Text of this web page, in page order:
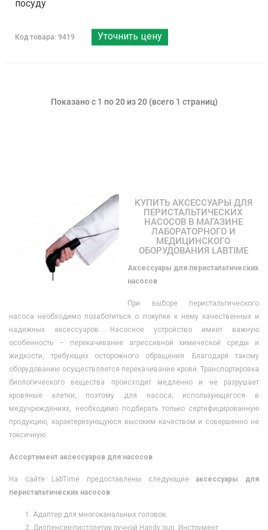
посуду
Код товара: 9419 Уточнить цену
Показано с 1 по 20 из 20 (всего 1 страниц)
КУПИТЬ АКСЕССУАРЫ ДЛЯ
ПЕРИСТАЛЬТИЧЕСКИХ
НАСОСОВ В МАГАЗИНЕ
ЛАБОРАТОРНОГО И
МЕДИЦИНСКОГО
ОБОРУДОВАНИЯ LABTIME
Аксессуары для перистальтических
насосов
При выборе перистальтического
насоса необходимо позаботиться о покупке к нему качественных и
надежных аксессуаров. Насосное устройство имеет важную
особенность – перекачивание агрессивной химической среды и
жидкости, требующих осторожного обращения. Благодаря такому
оборудованию осуществляется перекачивание крови. Транспортировка
биологического вещества происходит медленно и не разрушает
кровяные клетки, поэтому для насоса, использующегося в
медучреждениях, необходимо подбирать только сертифицированную
продукцию, характеризующуюся высоким качеством и совершенно не
токсичную.
Ассортимент аксессуаров для насосов
На сайте LabTime предоставлены следующиеаксессуары для
перистальтических насосов:
Адаптер для многоканальных головок.
Диспенсер-пистолетик ручной Handy gun. Инструмент